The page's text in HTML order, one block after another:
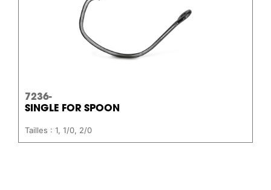
7236-
SINGLE FOR SPOON
Tailles : 1, 1/0, 2/0